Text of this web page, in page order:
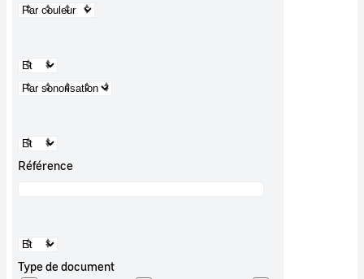
Référence
Type de document